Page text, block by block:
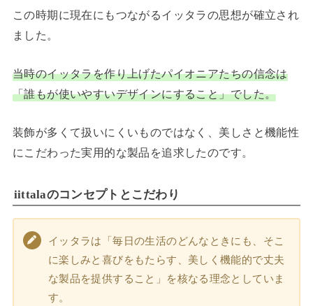
この時期に現在にもつながるイッタラの思想が確立され
ました。
当時のイッタラを作り上げたパイオニアたちの信念は
「誰もが使いやすいデザインにすること」でした。
装飾が多くて扱いにくいものではなく、美しさと機能性
にこだわった実用的な製品を追求したのです。
iittalaのコンセプトとこだわり
イッタラは「毎日の生活のどんなときにも、そこ
に楽しみと喜びをもたらす、美しく機能的で丈夫
な製品を提供すること」を核なる理念としていま
す。